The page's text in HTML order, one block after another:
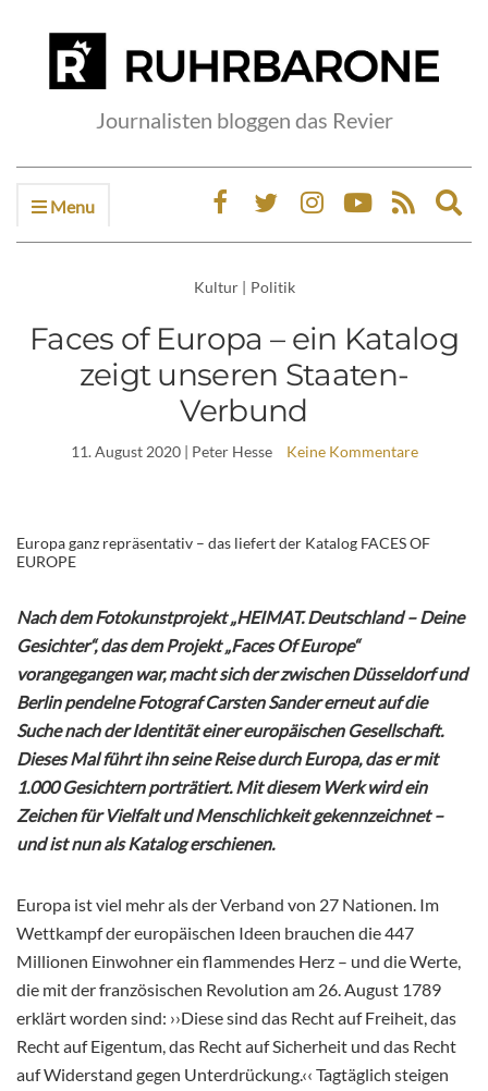
Journalisten bloggen das Revier
Menu
Kultur | Politik
Faces of Europa – ein Katalog
zeigt unseren Staaten-
Verbund
11. August 2020| Peter Hesse Keine Kommentare
Europa ganz repräsentativ – das liefert der Katalog FACES OF
EUROPE
Nach dem Fotokunstprojekt „HEIMAT. Deutschland – Deine
Gesichter“, das dem Projekt „Faces Of Europe“
vorangegangen war, macht sich der zwischen Düsseldorf und
Berlin pendelne Fotograf Carsten Sander erneut auf die
Suche nach der Identität einer europäischen Gesellschaft.
Dieses Mal führt ihn seine Reise durch Europa, das er mit
1.000 Gesichtern porträtiert. Mit diesem Werk wird ein
Zeichen für Vielfalt und Menschlichkeit gekennzeichnet –
und ist nun als Katalog erschienen.
Europa ist viel mehr als der Verband von 27 Nationen. Im
Wettkampf der europäischen Ideen brauchen die 447
Millionen Einwohner ein flammendes Herz – und die Werte,
die mit der französischen Revolution am 26. August 1789
erklärt worden sind: ››Diese sind das Recht auf Freiheit, das
Recht auf Eigentum, das Recht auf Sicherheit und das Recht
auf Widerstand gegen Unterdrückung.‹‹ Tagtäglich steigen